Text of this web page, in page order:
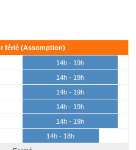
férié (Assomption)
14h - 19h
14h - 19h
14h - 19h
14h - 19h
14h - 19h
14h - 18h